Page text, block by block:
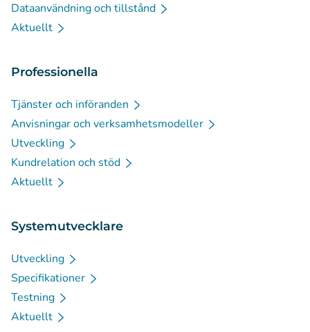
Dataanvändning och tillstånd
Aktuellt
Professionella
Tjänster och införanden
Anvisningar och verksamhetsmodeller
Utveckling
Kundrelation och stöd
Aktuellt
Systemutvecklare
Utveckling
Specifikationer
Testning
Aktuellt